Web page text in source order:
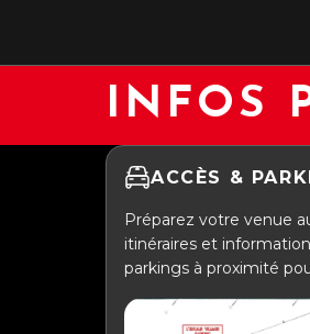
INFOS
ACCÈS &
Préparez votre venue
itinéraires et
parkings à proximité